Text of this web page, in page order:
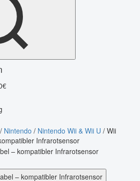
/ Nintendo / Nintendo Wii & Wii U / Wii
Infrarotsensor